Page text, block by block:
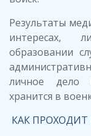
Результаты
интересах,
образовании
личное дело
хранится в
КАК